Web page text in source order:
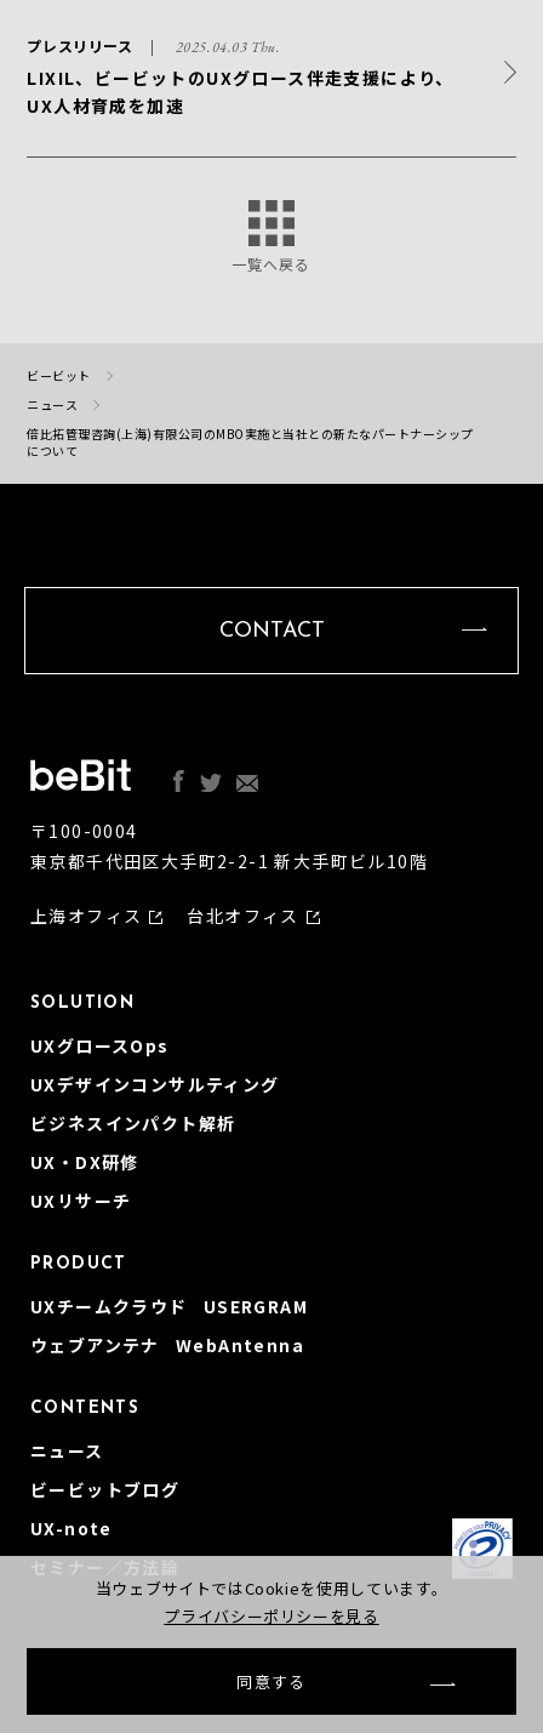
プレスリリース 2025.04.03 Thu.
LIXIL、ビービットのUXグロース伴走支援により、
UX人材育成を加速
一覧へ戻る
ビービット
ニュース
倍比拓管理咨詢(上海)有限公司のMBO実施と当社との新たなパートナーシップ
について
CONTACT
〒100-0004
東京都千代田区大手町2-2-1 新大手町ビル10階
上海オフィス 台北オフィス
SOLUTION
UXグロースOps
UXデザインコンサルティング
ビジネスインパクト解析
UX・DX研修
UXリサーチ
PRODUCT
UXチームクラウド USERGRAM
ウェブアンテナ WebAntenna
CONTENTS
ニュース
ビービットブログ
UX-note
セミナー／方法論
プライバシーポリシー © beBit, Inc
当ウェブサイトではCookieを使用しています。
プライバシーポリシーを見る
同意する